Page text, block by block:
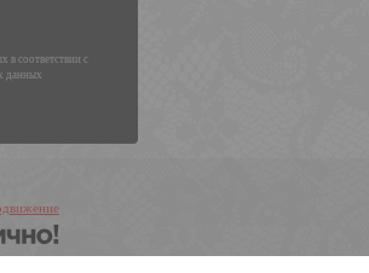
в соответствии с
данных